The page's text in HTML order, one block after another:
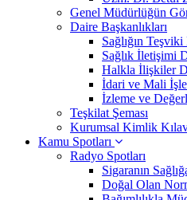
Genel Müdürlüğün
Daire Başkanlıkları
Sağlığın
Sağlık İletişimi
Halkla İlişkiler
İdari ve Mali
İzleme ve
Teşkilat Şeması
Kurumsal Kimlik
Kamu Spotları
Radyo Spotları
Sigaranın
Doğal Olan